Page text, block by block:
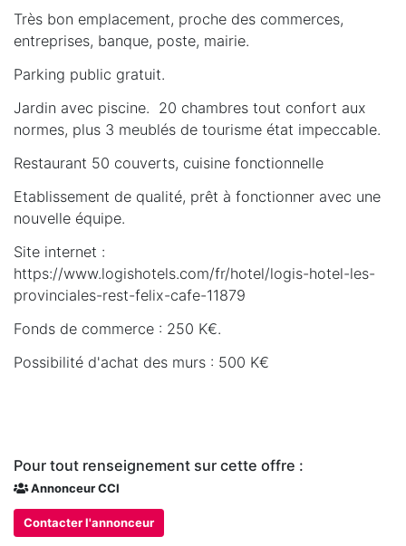
Très bon emplacement, proche des commerces,
entreprises, banque, poste, mairie.
Parking public gratuit.
Jardin avec piscine. 20 chambres tout confort aux
normes, plus 3 meublés de tourisme état impeccable.
Restaurant 50 couverts, cuisine fonctionnelle
Etablissement de qualité, prêt à fonctionner avec une
nouvelle équipe.
Site internet :
https://www.logishotels.com/fr/hotel/logis-hotel-les-
provinciales-rest-felix-cafe-11879
Fonds de commerce : 250 K€.
Possibilité d'achat des murs : 500 K€
Pour tout renseignement sur cette offre :
Annonceur CCI
Contacter l'annonceur